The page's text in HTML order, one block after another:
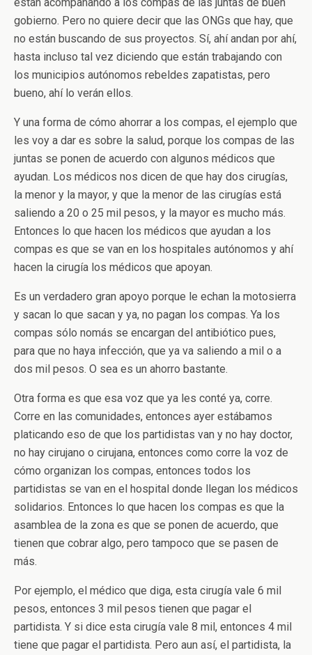
gobierno. Pero no quiere decir que las ONGs que hay, que
no están buscando de sus proyectos. Sí, ahí andan por ahí,
hasta incluso tal vez diciendo que están trabajando con
los municipios autónomos rebeldes zapatistas, pero
bueno, ahí lo verán ellos.
Y una forma de cómo ahorrar a los compas, el ejemplo que
les voy a dar es sobre la salud, porque los compas de las
juntas se ponen de acuerdo con algunos médicos que
ayudan. Los médicos nos dicen de que hay dos cirugías,
la menor y la mayor, y que la menor de las cirugías está
saliendo a 20 o 25 mil pesos, y la mayor es mucho más.
Entonces lo que hacen los médicos que ayudan a los
compas es que se van en los hospitales autónomos y ahí
hacen la cirugía los médicos que apoyan.
Es un verdadero gran apoyo porque le echan la motosierra
y sacan lo que sacan y ya, no pagan los compas. Ya los
compas sólo nomás se encargan del antibiótico pues,
para que no haya infección, que ya va saliendo a mil o a
dos mil pesos. O sea es un ahorro bastante.
Otra forma es que esa voz que ya les conté ya, corre.
Corre en las comunidades, entonces ayer estábamos
platicando eso de que los partidistas van y no hay doctor,
no hay cirujano o cirujana, entonces como corre la voz de
cómo organizan los compas, entonces todos los
partidistas se van en el hospital donde llegan los médicos
solidarios. Entonces lo que hacen los compas es que la
asamblea de la zona es que se ponen de acuerdo, que
tienen que cobrar algo, pero tampoco que se pasen de
más.
Por ejemplo, el médico que diga, esta cirugía vale 6 mil
pesos, entonces 3 mil pesos tienen que pagar el
partidista. Y si dice esta cirugía vale 8 mil, entonces 4 mil
tiene que pagar el partidista. Pero aun así, el partidista, la